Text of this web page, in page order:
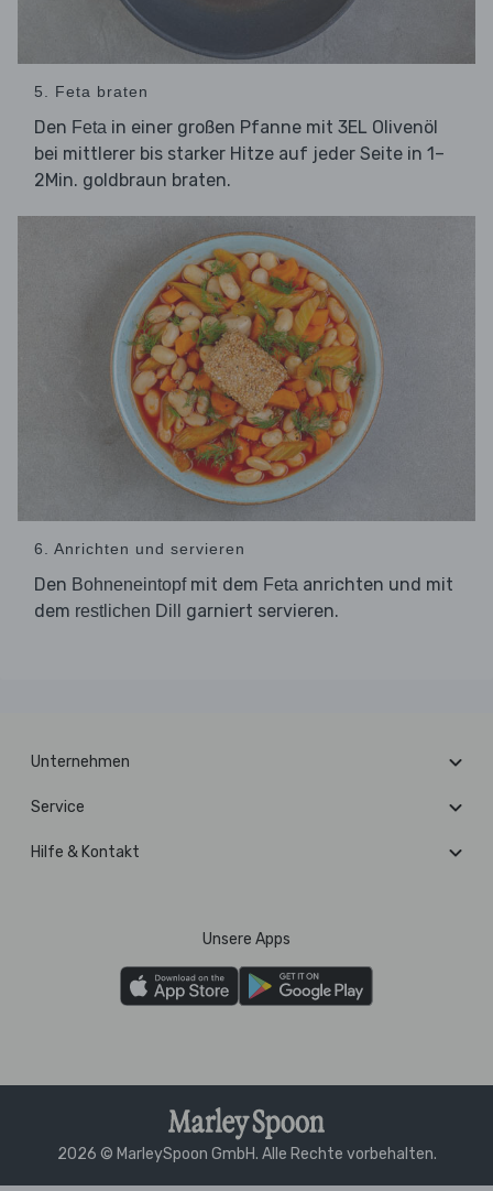
5. Feta braten
Den Feta in einer großen Pfanne mit 3EL Olivenöl
bei mittlerer bis starker Hitze auf jeder Seite in 1–
2Min. goldbraun braten.
6. Anrichten und servieren
Den Bohneneintopfmit dem Feta anrichten und mit
dem restlichen Dill garniert servieren.
Unternehmen
Service
Hilfe & Kontakt
Unsere Apps
2026 © MarleySpoon GmbH. Alle Rechte vorbehalten.